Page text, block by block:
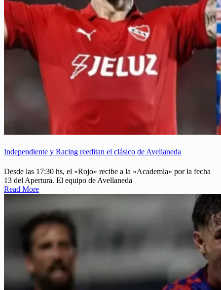
Independiente y Racing reeditan el clásico de Avellaneda
Desde las 17:30 hs, el «Rojo» recibe a la «Academia» por la fecha
13 del Apertura. El equipo de Avellaneda
Read More